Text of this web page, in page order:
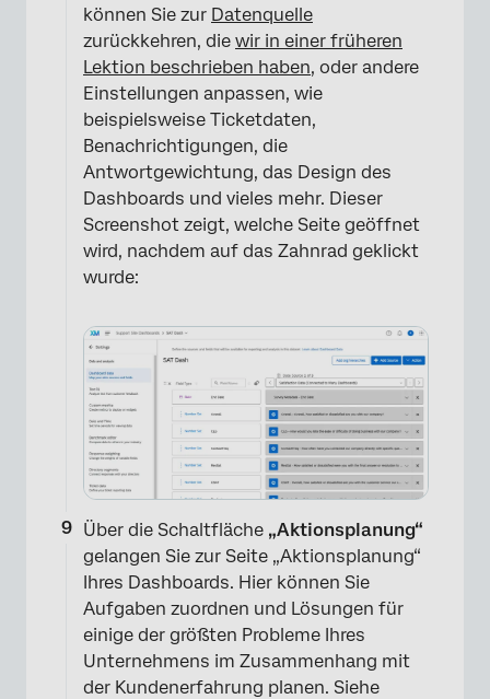
können Sie zur Datenquelle
zurückkehren, die wir in einer früheren
Lektion beschrieben haben, oder andere
Einstellungen anpassen, wie
beispielsweise Ticketdaten,
Benachrichtigungen, die
Antwortgewichtung, das Design des
Dashboards und vieles mehr. Dieser
Screenshot zeigt, welche Seite geöffnet
wird, nachdem auf das Zahnrad geklickt
wurde:
Über die Schaltfläche „Aktionsplanung“
gelangen Sie zur Seite „Aktionsplanung“
Ihres Dashboards. Hier können Sie
Aufgaben zuordnen und Lösungen für
einige der größten Probleme Ihres
Unternehmens im Zusammenhang mit
der Kundenerfahrung planen. Siehe